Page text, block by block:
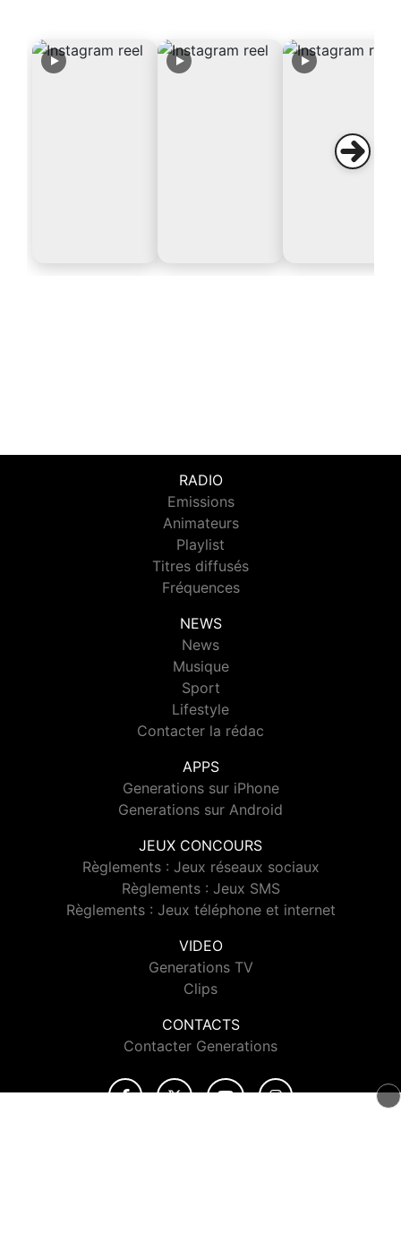
RADIO
Emissions
Animateurs
Playlist
Titres diffusés
Fréquences
NEWS
News
Musique
Sport
Lifestyle
Contacter la rédac
APPS
Generations sur iPhone
Generations sur Android
JEUX CONCOURS
Règlements : Jeux réseaux sociaux
Règlements : Jeux SMS
Règlements : Jeux téléphone et internet
VIDEO
Generations TV
Clips
CONTACTS
Contacter Generations